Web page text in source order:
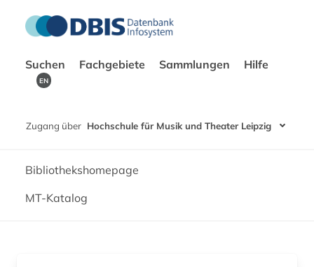
Suchen Fachgebiete Sammlungen Hilfe
EN
Zugang über Hochschule für Musik und Theater Leipzig
Bibliothekshomepage
MT-Katalog